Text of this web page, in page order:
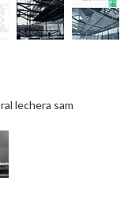
lechera sam